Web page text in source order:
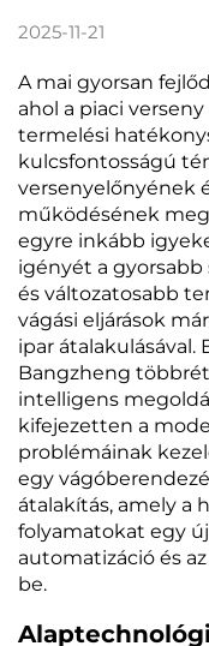
2025-11-21
A mai gyorsan
ahol a piaci
termelési
kulcsfontosságú
versenyelőnyének
működésének
egyre inkább
igényét a gyorsabb
és változatosabb
vágási eljárások
ipar
Bangzheng
intelligens
kifejezetten a
problémáinak
egy
átalakítás, amely a
folyamatokat egy új
automatizáció és
be.